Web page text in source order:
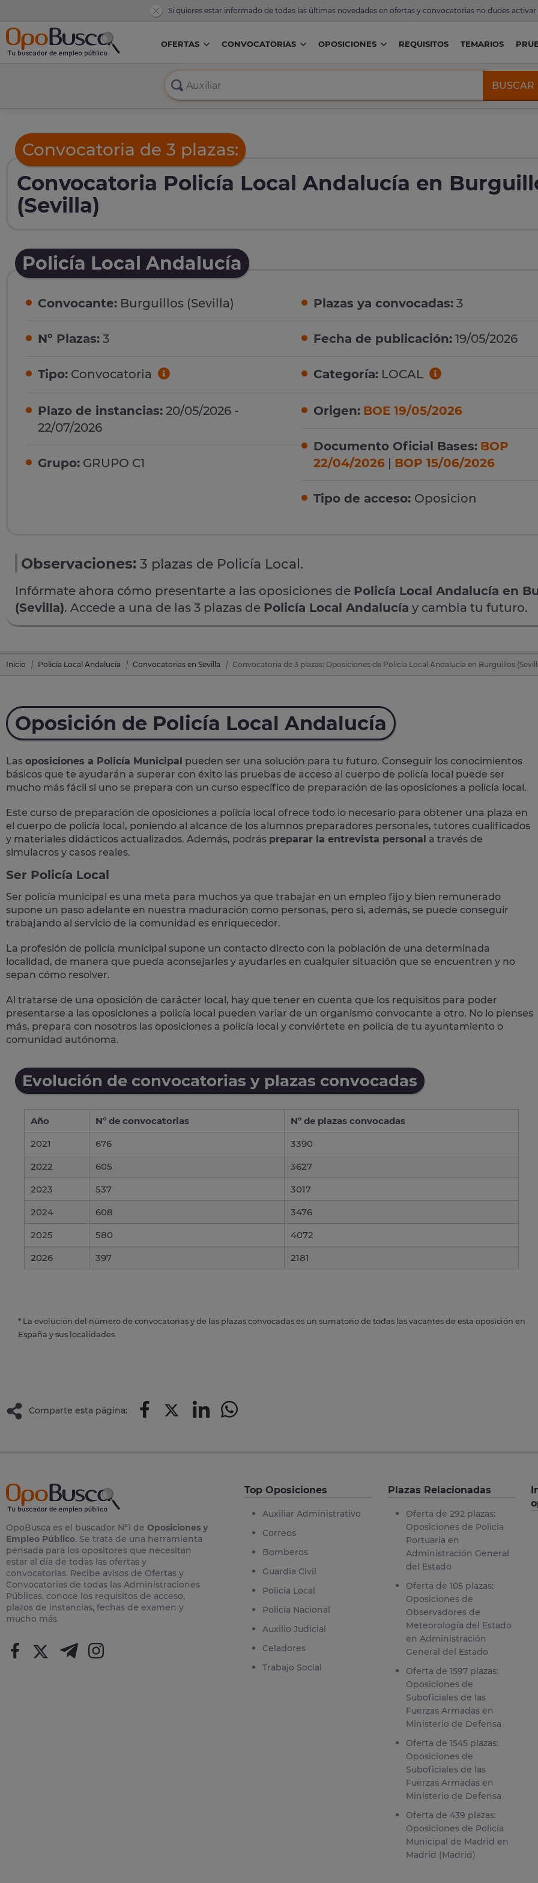
Si quieres estar informado de todas las últimas novedades en ofertas y convocatorias no dudes activar
OFERTAS CONVOCATORIAS OPOSICIONES REQUISITOS TEMARIOS
BUSCAR
Convocatoria de 3 plazas:
Convocatoria Policía Local Andalucía en
(Sevilla)
Policía Local Andalucía
Convocante: Burguillos (Sevilla)
Nº Plazas: 3
Tipo: Convocatoria
Plazo de instancias: 20/05/2026 -
22/07/2026
Grupo: GRUPO C1
Plazas ya convocadas: 3
Fecha de publicación: 19/05/2026
Categoría: LOCAL
Origen: BOE 19/05/2026
Documento Oficial Bases: BOP
22/04/2026 | BOP 15/06/2026
Tipo de acceso: Oposicion
Observaciones: 3 plazas de Policía Local.
Infórmate ahora cómo presentarte a las oposiciones de Policía Local Andalucía en
(Sevilla). Accede a una de las 3 plazas de Policía Local Andalucía y cambia tu futuro.
Inicio Policía Local Andalucía Convocatorias en Sevilla Convocatoria de 3 plazas: Oposiciones de Policía Local Andalucía en Burguillos
Oposición de Policía Local Andalucía
Las oposiciones a Policía Municipal pueden ser una solución para tu futuro. Conseguir los conocimientos
básicos que te ayudarán a superar con éxito las pruebas de acceso al cuerpo de policía local puede ser
mucho más fácil si uno se prepara con un curso específico de preparación de las oposiciones a policía local.
Este curso de preparación de oposiciones a policía local ofrece todo lo necesario para obtener una plaza en
el cuerpo de policía local, poniendo al alcance de los alumnos preparadores personales, tutores cualificados
y materiales didácticos actualizados. Además, podrás preparar la entrevista personal a través de
simulacros y casos reales.
Ser Policía Local
Ser policía municipal es una meta para muchos ya que trabajar en un empleo fijo y bien remunerado
supone un paso adelante en nuestra maduración como personas, pero si, además, se puede conseguir
trabajando al servicio de la comunidad es enriquecedor.
La profesión de policía municipal supone un contacto directo con la población de una determinada
localidad, de manera que pueda aconsejarles y ayudarles en cualquier situación que se encuentren y no
sepan cómo resolver.
Al tratarse de una oposición de carácter local, hay que tener en cuenta que los requisitos para poder
presentarse a las oposiciones a policía local pueden variar de un organismo convocante a otro. No lo pienses
más, prepara con nosotros las oposiciones a policía local y conviértete en policía de tu ayuntamiento o
comunidad autónoma.
Evolución de convocatorias y plazas convocadas
Año Nº de convocatorias
Nº de plazas convocadas
2021
676
3390
2022
605
3627
2023
537
3017
2024
608
3476
2025
580
4072
2026
397 2181
* La evolución del número de convocatorias y de las plazas convocadas es un sumatorio de todas las vacantes de esta oposición en
España y sus localidades
Comparte esta página:
OpoBusca es el buscador Nº1 de Oposiciones y
Empleo Público. Se trata de una herramienta
pensada para los opositores que necesitan
estar al día de todas las ofertas y
convocatorias. Recibe avisos de Ofertas y
Convocatorias de todas las Administraciones
Públicas, conoce los requisitos de acceso,
plazos de instancias, fechas de examen y
mucho más.
Top Oposiciones
Auxiliar Administrativo
Correos
Bomberos
Guardia Civil
Policía Local
Policía Nacional
Auxilio Judicial
Celadores
Trabajo Social
Plazas Relacionadas
Oferta de 292 plazas:
Oposiciones de Policia
Portuaria en
Administración General
del Estado
Oferta de 105 plazas:
Oposiciones de
Observadores de
Meteorología del Estado
en Administración
General del Estado
Oferta de 1597 plazas:
Oposiciones de
Suboficiales de las
Fuerzas Armadas en
Ministerio de Defensa
Oferta de 1545 plazas:
Oposiciones de
Suboficiales de las
Fuerzas Armadas en
Ministerio de Defensa
Oferta de 439 plazas:
Oposiciones de Policía
Municipal de Madrid en
Madrid (Madrid)